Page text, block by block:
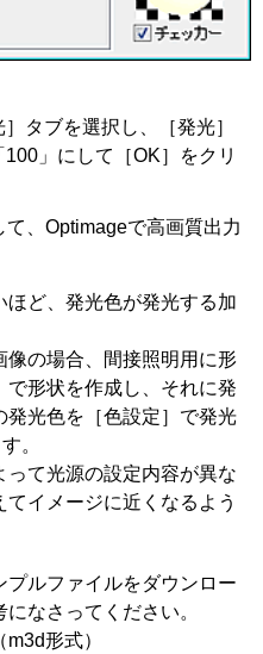
タブを選択し、［発光］
」にして［OK］をクリ
、Optimageで高画質出力
ほど、発光色が発光する加
の場合、間接照明用に形
形状を作成し、それに発
光色を［色設定］で発光
。
って光源の設定内容が異な
イメージに近くなるよう
プルファイルをダウンロー
なさってください。
形式）